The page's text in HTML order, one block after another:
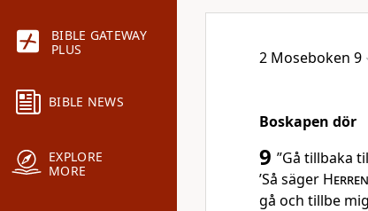
BIBLE GATEWAY
PLUS
BIBLE NEWS
EXPLORE
MORE
2 Moseboken 9
Boskapen dör
9 ”Gå tillbaka
’Så säger Herren
gå och tillbe